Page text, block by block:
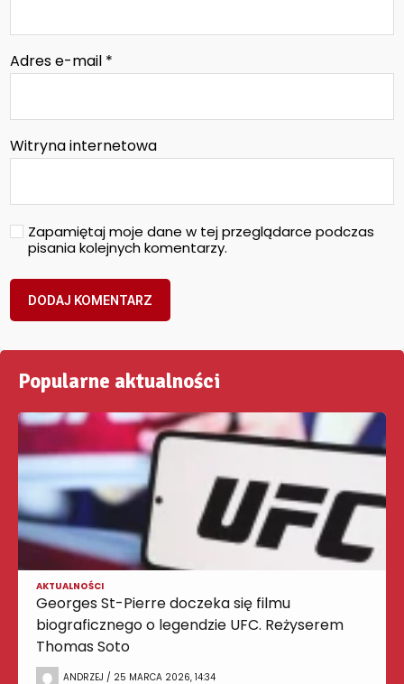
Adres e-mail *
Witryna internetowa
Zapamiętaj moje dane w tej przeglądarce podczas
pisania kolejnych komentarzy.
Popularne aktualności
AKTUALNOŚCI
Georges St-Pierre doczeka się filmu
biograficznego o legendzie UFC. Reżyserem
Thomas Soto
ANDRZEJ / 25 MARCA 2026, 14:34